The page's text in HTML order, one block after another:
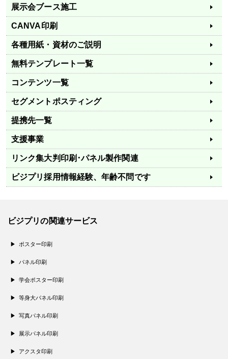
展示会ブース施工
CANVA印刷
各種用紙・資材のご説明
無料テンプレート一覧
コンテンツ一覧
セグメントポスティング
提携先一覧
支援事業
リンク集大判印刷･パネル製作関連
ビジプリ採用情報経験、年齢不問です
ビジプリの関連サービス
ポスター印刷
パネル印刷
学会ポスター印刷
等身大パネル印刷
写真パネル印刷
展示パネル印刷
アクスタ印刷